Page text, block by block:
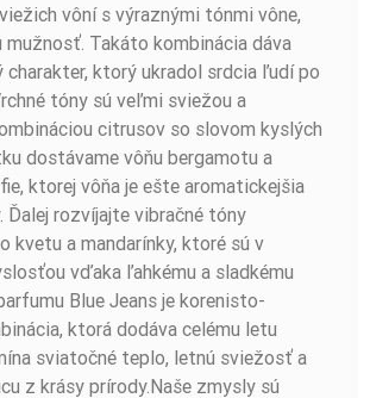
vôní s výraznými tónmi vône,
mužnosť. Takáto kombinácia dáva
charakter, ktorý ukradol srdcia ľudí po
tóny sú veľmi sviežou a
citrusov so slovom kyslých
dostávame vôňu bergamotu a
ktorej vôňa je ešte aromatickejšia
Ďalej rozvíjajte vibračné tóny
kvetu a mandarínky, ktoré sú v
vďaka ľahkému a sladkému
Blue Jeans je korenisto-
ktorá dodáva celému letu
sviatočné teplo, letnú sviežosť a
z krásy prírody.Naše zmysly sú